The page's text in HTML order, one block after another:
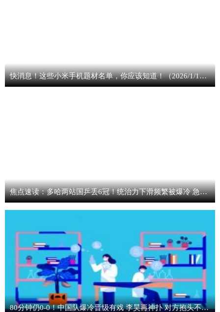
快消息！这些小米手机题材名单，你应该知道！（2026/1/16）
焦点速读：多哈两站国乒丢6冠！统治力下滑频繁被爆冷 急需王楚钦孙颖莎回归
80分钟仍0-0！中国队爆冷晋级有戏 李昊再神扑 对方抱头不可置信